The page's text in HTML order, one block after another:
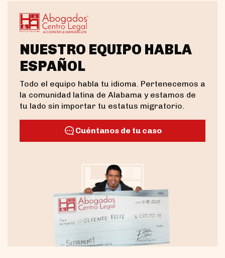
NUESTRO EQUIPO HABLA
ESPAÑOL
Todo el equipo habla tu idioma. Pertenecemos a
la comunidad latina de Alabama y estamos de
tu lado sin importar tu estatus migratorio.
Cuéntanos de tu caso